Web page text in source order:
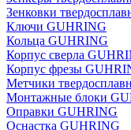
Зенковки
Ключи GUHRING
Кольца GUHRING
Корпус сверла
Корпус фрезы
Метчики
Монтажные блоки
Оправки GUHRING
Оснастка GUHRING